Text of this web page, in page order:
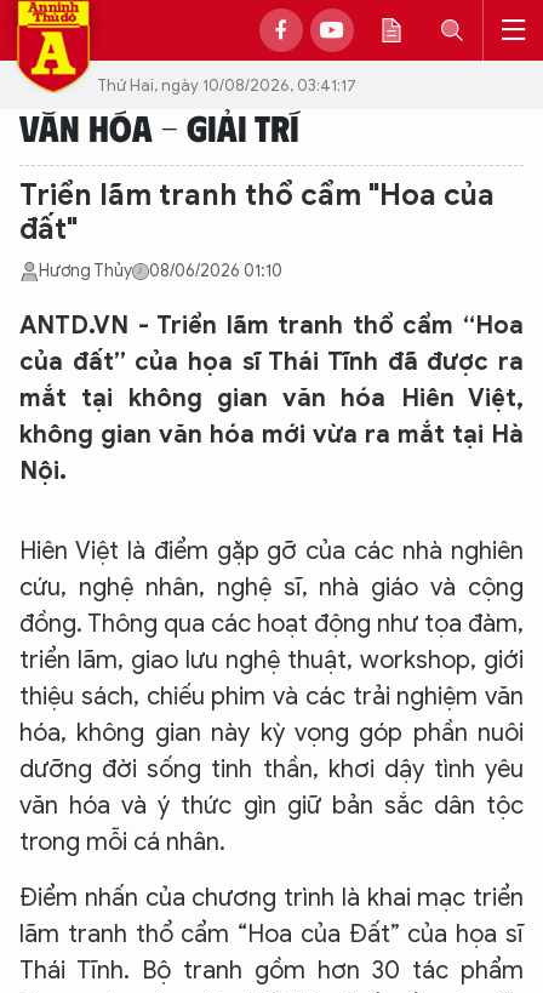
Thứ Hai, ngày 10/08/2026, 03:41:17
VĂN HÓA - GIẢI TRÍ
Triển lãm tranh thổ cẩm "Hoa của
đất"
Hương Thủy 08/06/2026 01:10
ANTD.VN - Triển lãm tranh thổ cẩm “Hoa
của đất” của họa sĩ Thái Tĩnh đã được ra
mắt tại không gian văn hóa Hiên Việt,
không gian văn hóa mới vừa ra mắt tại Hà
Nội.
Hiên Việt là điểm gặp gỡ của các nhà nghiên
cứu, nghệ nhân, nghệ sĩ, nhà giáo và cộng
đồng. Thông qua các hoạt động như tọa đàm,
triển lãm, giao lưu nghệ thuật, workshop, giới
thiệu sách, chiếu phim và các trải nghiệm văn
hóa, không gian này kỳ vọng góp phần nuôi
dưỡng đời sống tinh thần, khơi dậy tình yêu
văn hóa và ý thức gìn giữ bản sắc dân tộc
trong mỗi cá nhân.
Điểm nhấn của chương trình là khai mạc triển
lãm tranh thổ cẩm “Hoa của Đất” của họa sĩ
Thái Tĩnh. Bộ tranh gồm hơn 30 tác phẩm